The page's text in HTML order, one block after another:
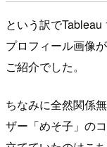
という訳で
プロフィール画像
ご紹介でした。
ちなみに全然関係
ザー「めそ子」の